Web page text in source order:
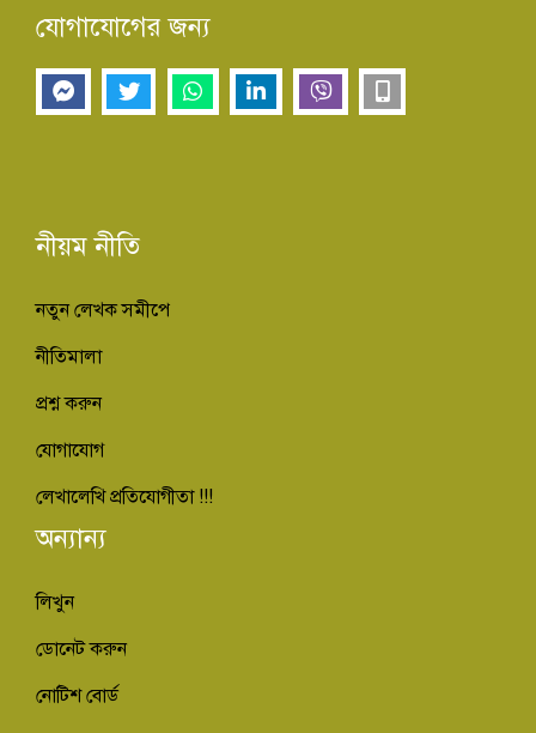
যোগাযোগের জন্য
নীয়ম নীতি
নতুন লেখক সমীপে
নীতিমালা
প্রশ্ন করুন
যোগাযোগ
লেখালেখি প্রতিযোগীতা !!!
অন্যান্য
লিখুন
ডোনেট করুন
নোটিশ বোর্ড